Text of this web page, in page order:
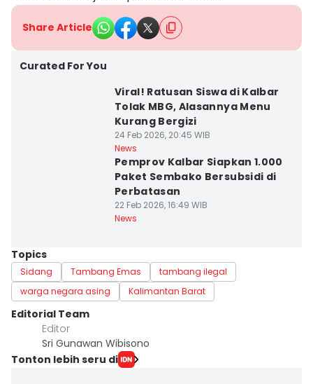
Share Article
Curated For You
Viral! Ratusan Siswa di Kalbar
Tolak MBG, Alasannya Menu
Kurang Bergizi
24 Feb 2026, 20:45 WIB
News
Pemprov Kalbar Siapkan 1.000
Paket Sembako Bersubsidi di
Perbatasan
22 Feb 2026, 16:49 WIB
News
Topics
Sidang Tambang Emas
tambang ilegal
warga negara asing
Kalimantan Barat
Editorial Team
Editor
Sri Gunawan Wibisono
Tonton lebih seru di